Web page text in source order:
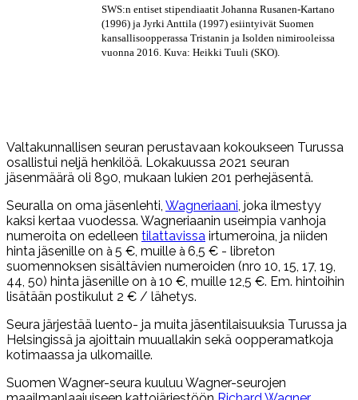
SWS:n entiset stipendiaatit Johanna Rusanen-Kartano
(1996) ja Jyrki Anttila (1997) esiintyivät Suomen
kansallisoopperassa Tristanin ja Isolden nimirooleissa
vuonna 2016. Kuva: Heikki Tuuli (SKO).
Valtakunnallisen seuran perustavaan kokoukseen Turussa
osallistui neljä henkilöä. Lokakuussa 2021 seuran
jäsenmäärä oli 890, mukaan lukien 201 perhejäsentä.
Seuralla on oma jäsenlehti, Wagneriaani, joka ilmestyy
kaksi kertaa vuodessa. Wagneriaanin useimpia vanhoja
numeroita on edelleen tilattavissa irtumeroina, ja niiden
hinta jäsenille on à 5 €, muille à 6,5 € - libreton
suomennoksen sisältävien numeroiden (nro 10, 15, 17, 19,
44, 50) hinta jäsenille on à 10 €, muille 12,5 €. Em. hintoihin
lisätään postikulut 2 € / lähetys.
Seura järjestää luento- ja muita jäsentilaisuuksia Turussa ja
Helsingissä ja ajoittain muuallakin sekä oopperamatkoja
kotimaassa ja ulkomaille.
Suomen Wagner-seura kuuluu Wagner-seurojen